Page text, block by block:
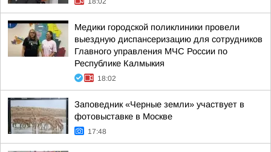
Медики городской поликлиники провели
выездную диспансеризацию для сотрудников
Главного управления МЧС России по
Республике Калмыкия
18:02
Заповедник «Черные земли» участвует в
фотовыставке в Москве
17:48